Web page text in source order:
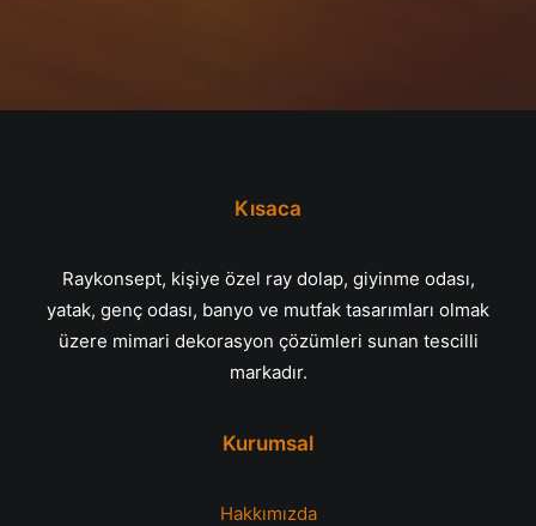
Kısaca
Raykonsept, kişiye özel ray dolap, giyinme odası,
yatak, genç odası, banyo ve mutfak tasarımları olmak
üzere mimari dekorasyon çözümleri sunan tescilli
markadır.
Kurumsal
Hakkımızda